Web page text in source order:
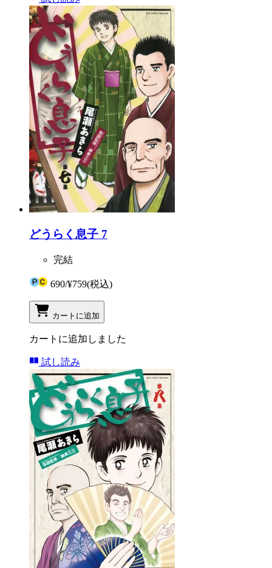
どうらく息子 7
完結
690/¥759(税込)
カートに追加
カートに追加しました
試し読み